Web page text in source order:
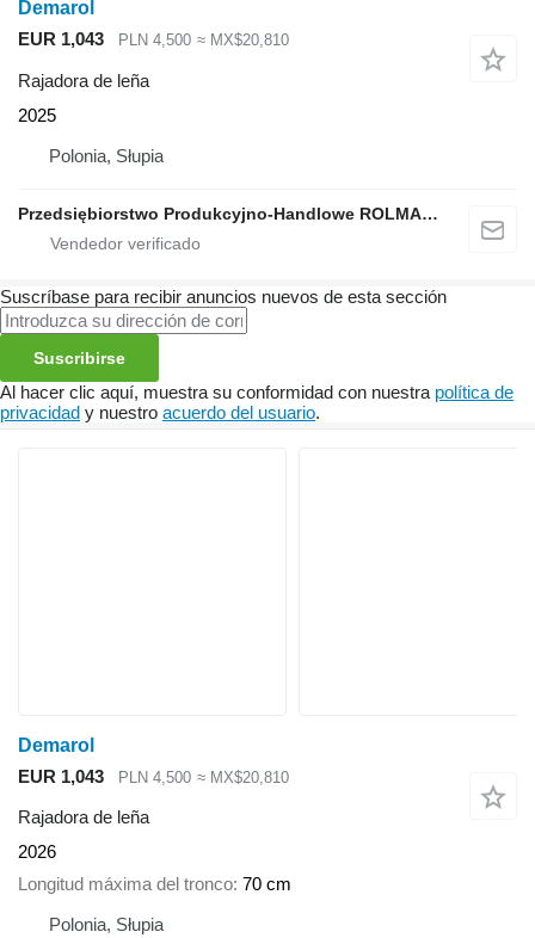
Demarol
EUR 1,043
PLN 4,500 ≈ MX$20,810
Rajadora de leña
2025
Polonia, Słupia
Przedsiębiorstwo Produkcyjno-Handlowe ROLMAPOL Marcin Dziekan
Suscríbase para recibir anuncios nuevos de esta sección
Suscribirse
Al hacer clic aquí, muestra su conformidad con nuestra política de
privacidad y nuestro acuerdo del usuario.
Demarol
EUR 1,043
PLN 4,500 ≈ MX$20,810
Rajadora de leña
2026
Longitud máxima del tronco 70 cm
Polonia, Słupia